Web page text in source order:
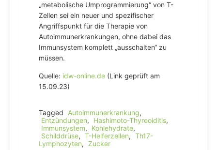
„metabolische Umprogrammierung“ von T-
Zellen sei ein neuer und spezifischer
Angriffspunkt für die Therapie von
Autoimmunerkrankungen, ohne dabei das
Immunsystem komplett „ausschalten“ zu
müssen.
Quelle: idw-online.de (Link geprüft am
15.09.23)
Tagged Autoimmunerkrankung,
Entzündungen, Hashimoto-Thyreoiditis,
Immunsystem, Kohlehydrate,
Schilddrüse, T-Helferzellen, Th17-
Lymphozyten, Zucker